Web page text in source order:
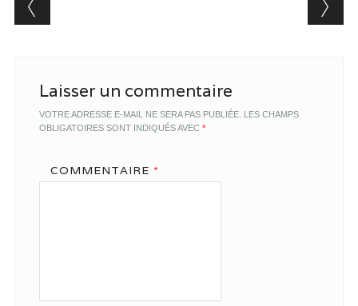
Laisser un commentaire
VOTRE ADRESSE E-MAIL NE SERA PAS PUBLIÉE. LES CHAMPS
OBLIGATOIRES SONT INDIQUÉS AVEC *
COMMENTAIRE *